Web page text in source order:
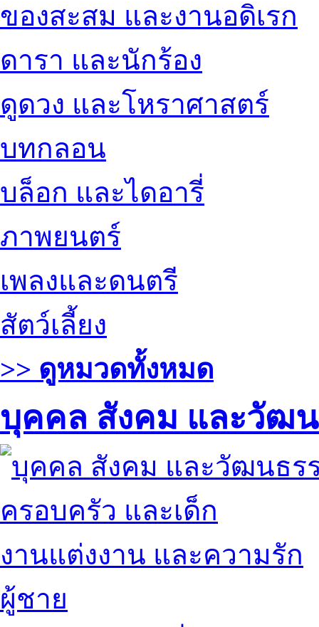
ของสะสม และงานอดิเรก
ดารา และนักร้อง
ดูดวง และโหราศาสตร์
บทกลอน
บล็อก และไดอารี่
ภาพยนตร์
เพลงและดนตรี
สัตว์เลี้ยง
>> ดูหมวดทั้งหมด
บุคคล สังคม และวัฒ
ครอบครัว และเด็ก
งานแต่งงาน และความรัก
ผู้ชาย